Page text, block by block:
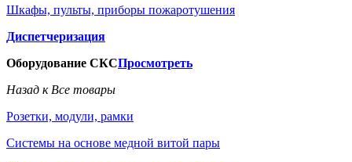
Шкафы, пульты, приборы пожаротушения
Диспетчеризация
Оборудование СКСПросмотреть
Назад к Все товары
Розетки, модули, рамки
Системы на основе медной витой пары